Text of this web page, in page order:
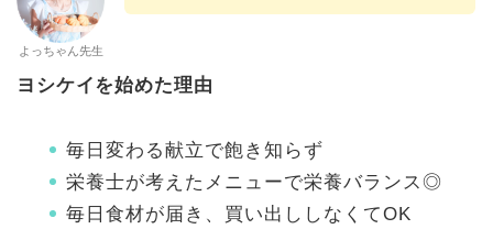
よっちゃん先生
ヨシケイを始めた理由
毎日変わる献立で飽き知らず
栄養士が考えたメニューで栄養バランス◎
毎日食材が届き、買い出ししなくてOK